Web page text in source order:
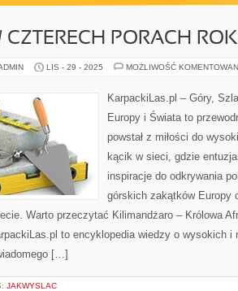
CZTERECH PORACH
LIS - 29 - 2025 MOŻLIWOŚĆ
KarpackiLas.pl – Góry,
Europy i Świata to
powstał z miłości do
kącik w sieci, gdzie
inspiracje do odkrywania
górskich zakątków Europy
Warto przeczytać Kilimandżaro – Królowa
to encyklopedia wiedzy o wysokich
[…]
JAKWYSLAC